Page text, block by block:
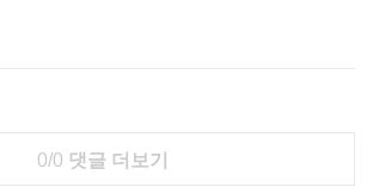
0/0 댓글 더보기